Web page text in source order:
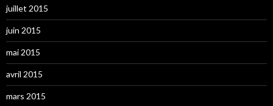
juillet 2015
juin 2015
mai 2015
avril 2015
mars 2015